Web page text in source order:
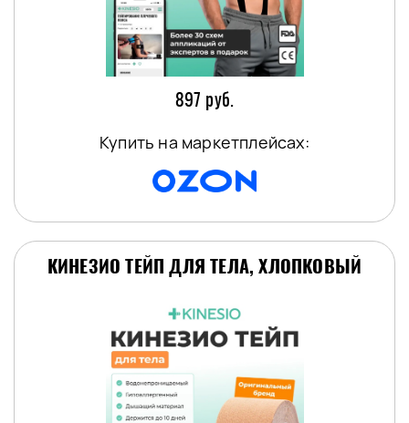
897 руб.
Купить на маркетплейсах:
КИНЕЗИО ТЕЙП ДЛЯ ТЕЛА, ХЛОПКОВЫЙ